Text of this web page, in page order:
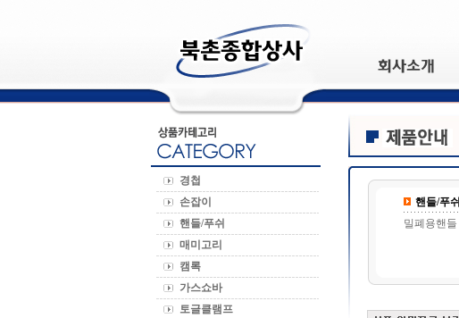
경첩
손잡이
핸들/푸쉬
매미고리
캠록
가스쇼바
토글클램프
핸들/푸쉬
밀폐용핸들